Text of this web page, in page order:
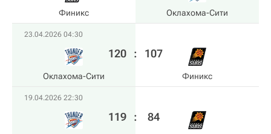
Финикс Оклахома-Сити
23.04.2026 04:30
Оклахома-Сити
120 : 107
Финикс
19.04.2026 22:30
119 : 84